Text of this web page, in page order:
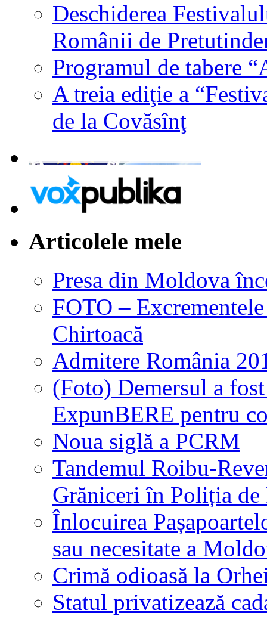
Deschiderea
Românii de
Programul de tabere
A treia ediţie a
de la Covăsînţ
Articolele mele
Presa din Moldova
FOTO –
Chirtoacă
Admitere România
(Foto) Demersul a
ExpunBERE pentru
Noua siglă a PCRM
Tandemul Roibu-
Grăniceri în Poliția de
Înlocuirea
sau necesitate a
Crimă odioasă la
Statul privatizează